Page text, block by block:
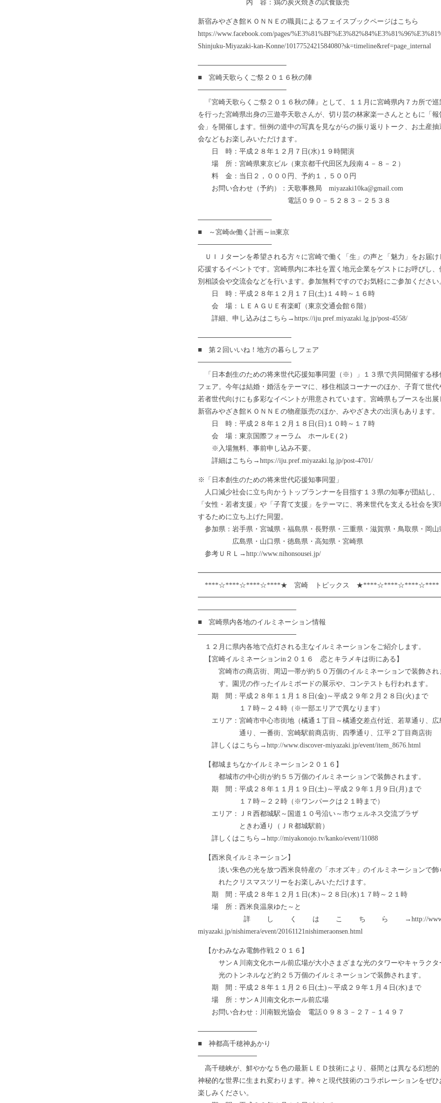
内 容：鶏の炭火焼きの試食販売
新宿みやざき館ＫＯＮＮＥの職員によるフェイスブックページはこちら
https://www.facebook.com/pages/
Shinjuku-Miyazaki-kan-Konne/1017752421584080?sk=timeline&ref=page_internal
──────────────────
■ 宮崎天歌らくご祭２０１６秋の陣
──────────────────
『宮崎天歌らくご祭２０１６秋の陣』として、１１月に宮崎県内７カ所で巡
を行った宮崎県出身の三遊亭天歌さんが、切り芸の林家楽一さんとともに「報
会」を開催します。恒例の道中の写真を見ながらの振り返りトーク、お土産抽
会などもお楽しみいただけます。
日 時：平成２８年１２月７日(水)１９時開演
場 所：宮崎県東京ビル（東京都千代田区九段南４－８－２）
料 金：当日２，０００円、予約１，５００円
お問い合わせ（予約）：天歌事務局 miyazaki10ka@gmail.com
電話０９０－５２８３－２５３８
───────────────
■ ～宮崎de働く計画～in東京
───────────────
ＵＩＪターンを希望される方々に宮崎で働く「生」の声と「魅力」をお届け
応援するイベントです。宮崎県内に本社を置く地元企業をゲストにお呼びし、
別相談会や交流会などを行います。参加無料ですのでお気軽にご参加ください
日 時：平成２８年１２月１７日(土)１４時～１６時
会 場：ＬＥＡＧＵＥ有楽町（東京交通会館６階）
詳細、申し込みはこちら→https://iju.pref.miyazaki.lg.jp/post-4558/
───────────────────
■ 第２回いいね！地方の暮らしフェア
───────────────────
「日本創生のための将来世代応援知事同盟（※）」１３県で共同開催する移
フェア。今年は結婚・婚活をテーマに、移住相談コーナーのほか、子育て世代
若者世代向けにも多彩なイベントが用意されています。宮崎県もブースを出展
新宿みやざき館ＫＯＮＮＥの物産販売のほか、みやざき犬の出演もあります。
日 時：平成２８年１２月１８日(日)１０時～１７時
会 場：東京国際フォーラム ホールＥ(２)
※入場無料、事前申し込み不要。
詳細はこちら→https://iju.pref.miyazaki.lg.jp/post-4701/
※「日本創生のための将来世代応援知事同盟」
人口減少社会に立ち向かうトップランナーを目指す１３県の知事が団結し、
「女性・若者支援」や「子育て支援」をテーマに、将来世代を支える社会を実
するために立ち上げた同盟。
参加県：岩手県・宮城県・福島県・長野県・三重県・滋賀県・鳥取県・岡山
広島県・山口県・徳島県・高知県・宮崎県
参考ＵＲＬ→http://www.nihonsousei.jp/
****☆****☆****☆****★ 宮崎 トピックス
────────────────────
■ 宮崎県内各地のイルミネーション情報
────────────────────
１２月に県内各地で点灯される主なイルミネーションをご紹介します。
【宮崎イルミネーションin２０１６ 恋とキラメキは街にある】
宮崎市の商店街、周辺一帯が約５０万個のイルミネーションで装飾され
す。園児の作ったイルミボードの展示や、コンテストも行われます。
期 間：平成２８年１１月１８日(金)～平成２９年２月２８日(火)まで
１７時～２４時（※一部エリアで異なります）
エリア：宮崎市中心市街地（橘通１丁目～橘通交差点付近、若草通り、広
通り、一番街、宮崎駅前商店街、四季通り、江平２丁目商店街
詳しくはこちら→http://www.discover-miyazaki.jp/event/item_8676.html
【都城まちなかイルミネーション２０１６】
都城市の中心街が約５５万個のイルミネーションで装飾されます。
期 間：平成２８年１１月１９日(土)～平成２９年１月９日(月)まで
１７時～２２時（※ワンパークは２１時まで）
エリア：ＪＲ西都城駅～国道１０号沿い～市ウェルネス交流プラザ
ときわ通り（ＪＲ都城駅前）
詳しくはこちら→http://miyakonojo.tv/kanko/event/11088
【西米良イルミネーション】
淡い朱色の光を放つ西米良特産の「ホオズキ」のイルミネーションで飾
れたクリスマスツリーをお楽しみいただけます。
期 間：平成２８年１２月１日(木)～２８日(水)１７時～２１時
場 所：西米良温泉ゆた～と
詳しくはこちら→http://
miyazaki.jp/nishimera/event/20161121nishimeraonsen.html
【かわみなみ電飾作戦２０１６】
サンＡ川南文化ホール前広場が大小さまざまな光のタワーやキャラクタ
光のトンネルなど約２５万個のイルミネーションで装飾されます。
期 間：平成２８年１１月２６日(土)～平成２９年１月４日(水)まで
場 所：サンＡ川南文化ホール前広場
お問い合わせ：川南観光協会 電話０９８３－２７－１４９７
────────────
■ 神都高千穂神あかり
────────────
高千穂峡が、鮮やかな５色の最新ＬＥＤ技術により、昼間とは異なる幻想的
神秘的な世界に生まれ変わります。神々と現代技術のコラボレーションをぜひ
楽しみください。